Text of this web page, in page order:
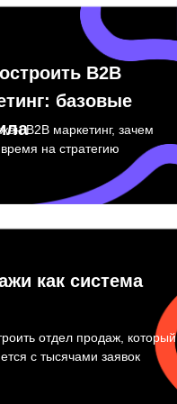
B2B
базовые
B2B маркетинг, зачем
время на стратегию
как система
отдел продаж, который
с тысячами заявок